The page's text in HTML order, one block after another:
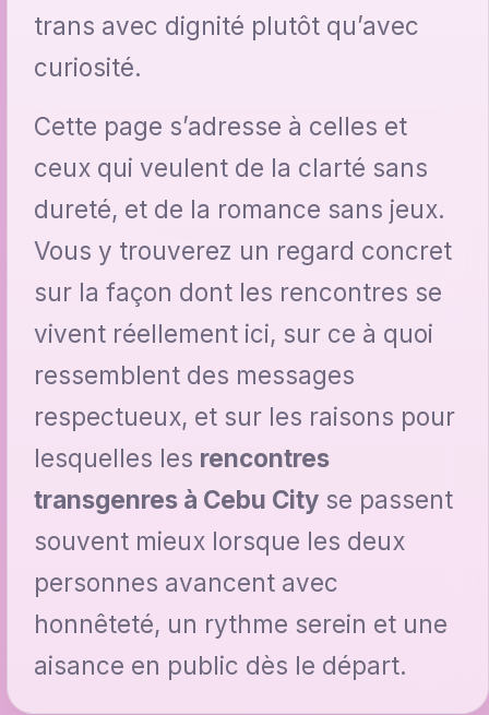
trans avec dignité plutôt qu’avec
curiosité.
Cette page s’adresse à celles et
ceux qui veulent de la clarté sans
dureté, et de la romance sans jeux.
Vous y trouverez un regard concret
sur la façon dont les rencontres se
vivent réellement ici, sur ce à quoi
ressemblent des messages
respectueux, et sur les raisons pour
lesquelles les rencontres
transgenres à Cebu City se passent
souvent mieux lorsque les deux
personnes avancent avec
honnêteté, un rythme serein et une
aisance en public dès le départ.